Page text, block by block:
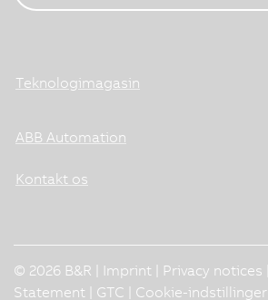
Teknologimagasin
ABB Automation
Kontakt os
© 2026 B&R | Imprint Privacy notices
Statement
GTC Cookie-indstillinger